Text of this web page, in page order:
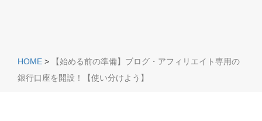
HOME >
【始める前の準備】ブログ・アフィリエイト専用の
銀行口座を開設！【使い分けよう】